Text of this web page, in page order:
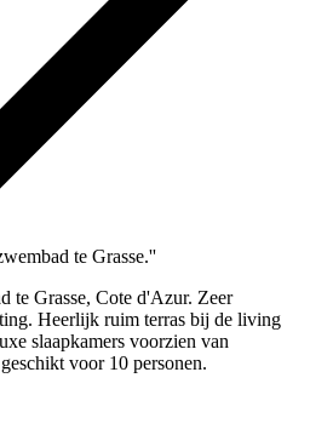
te Grasse.''
te Grasse, Cote d'Azur. Zeer
Heerlijk ruim terras bij de living
slaapkamers voorzien van
voor 10 personen.